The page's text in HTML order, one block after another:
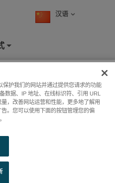
汉语
保护我们的网站并通过提供您请求的功能
数据、IP 地址、在线标识符、引用 URL
，改善网站运营和性能，更多地了解用
。您可以使用下面的按钮管理您的偏